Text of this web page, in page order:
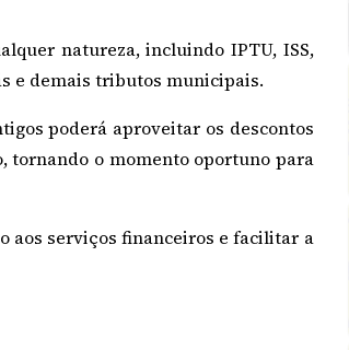
natureza, incluindo IPTU, ISS,
e demais tributos municipais.
poderá aproveitar os descontos
tornando o momento oportuno para
aos serviços financeiros e facilitar a